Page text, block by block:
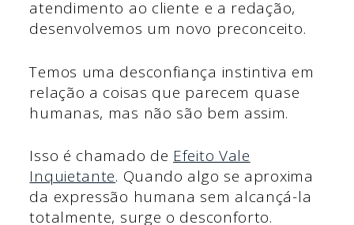
atendimento ao cliente e a redação,
desenvolvemos um novo preconceito.
Temos uma desconfiança instintiva em
relação a coisas que parecem quase
humanas, mas não são bem assim.
Isso é chamado de Efeito Vale
Inquietante. Quando algo se aproxima
da expressão humana sem alcançá-la
totalmente, surge o desconforto.